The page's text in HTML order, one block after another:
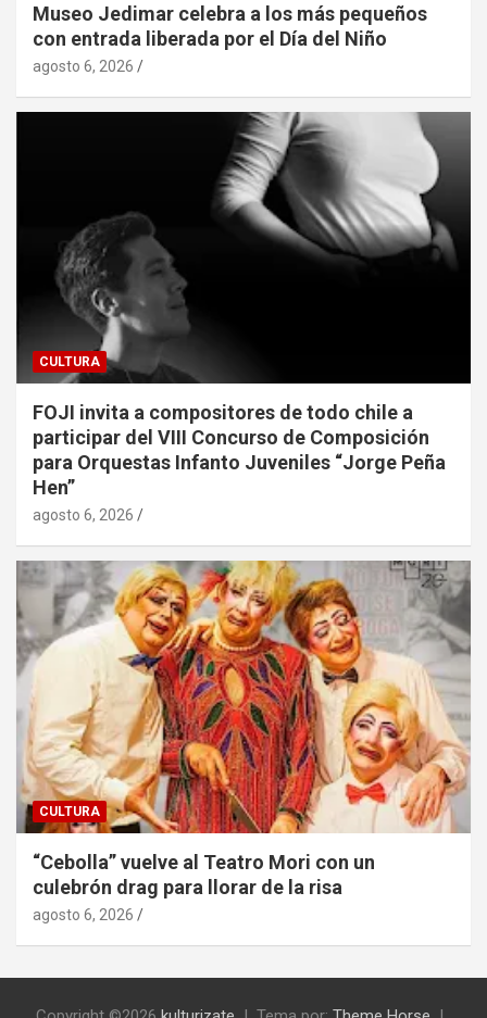
Museo Jedimar celebra a los más pequeños
con entrada liberada por el Día del Niño
agosto 6, 2026
CULTURA
FOJI invita a compositores de todo chile a
participar del VIII Concurso de Composición
para Orquestas Infanto Juveniles “Jorge Peña
Hen”
agosto 6, 2026
CULTURA
“Cebolla” vuelve al Teatro Mori con un
culebrón drag para llorar de la risa
agosto 6, 2026